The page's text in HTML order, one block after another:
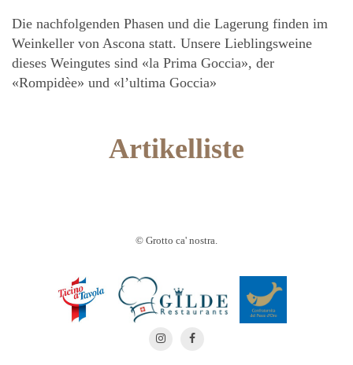
Die nachfolgenden Phasen und die Lagerung finden im
Weinkeller von Ascona statt. Unsere Lieblingsweine
dieses Weingutes sind «la Prima Goccia», der
«Rompidèe» und «l’ultima Goccia»
Artikelliste
© Grotto ca' nostra.